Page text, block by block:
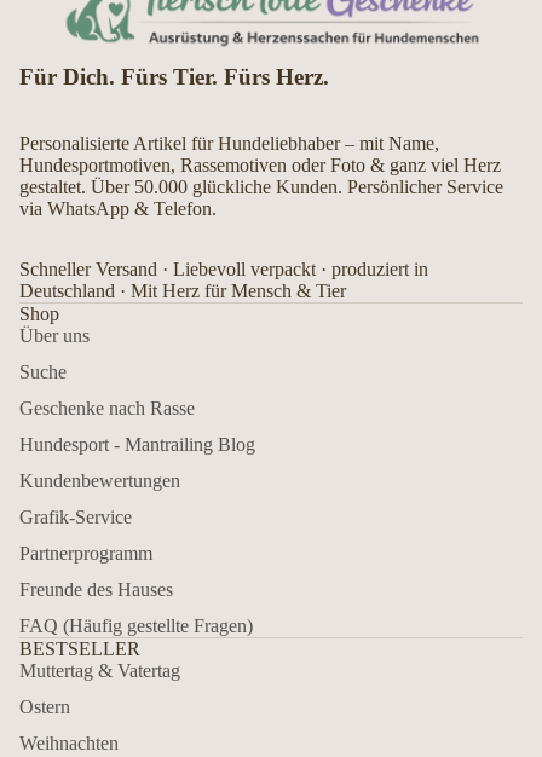
Für Dich. Fürs Tier. Fürs Herz.
Personalisierte Artikel für Hundeliebhaber – mit Name,
Hundesportmotiven, Rassemotiven oder Foto & ganz viel Herz
gestaltet. Über 50.000 glückliche Kunden. Persönlicher Service
via WhatsApp & Telefon.
Schneller Versand · Liebevoll verpackt · produziert in
Deutschland · Mit Herz für Mensch & Tier
Shop
Über uns
Suche
Geschenke nach Rasse
Hundesport - Mantrailing Blog
Kundenbewertungen
Grafik-Service
Partnerprogramm
Freunde des Hauses
FAQ (Häufig gestellte Fragen)
BESTSELLER
Muttertag & Vatertag
Ostern
Weihnachten